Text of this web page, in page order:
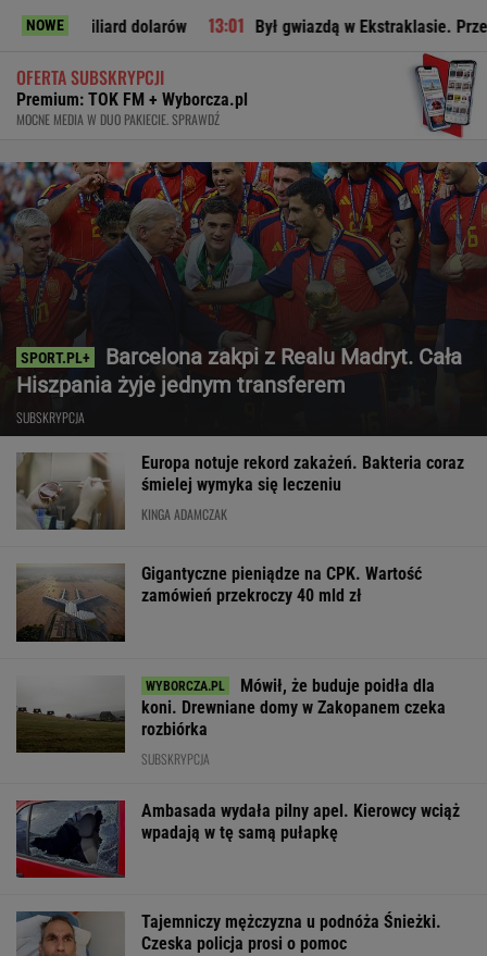
NOWE
dolarów Był gwiazdą w Ekstraklasie. Przepadł za
OFERTA SUBSKRYPCJI
Premium: TOK FM + Wyborcza.pl
MOCNE MEDIA W DUO PAKIECIE. SPRAWDŹ
Barcelona zakpi z Realu Madryt. Cała
Hiszpania żyje jednym transferem
SUBSKRYPCJA
Europa notuje rekord zakażeń. Bakteria coraz
śmielej wymyka się leczeniu
KINGA ADAMCZAK
Gigantyczne pieniądze na CPK. Wartość
zamówień przekroczy 40 mld zł
Mówił, że buduje poidła dla
koni. Drewniane domy w Zakopanem czeka
rozbiórka
SUBSKRYPCJA
Ambasada wydała pilny apel. Kierowcy wciąż
wpadają w tę samą pułapkę
Tajemniczy mężczyzna u podnóża Śnieżki.
Czeska policja prosi o pomoc